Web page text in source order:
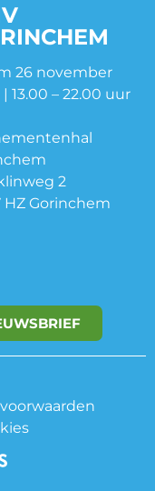
26 november
13.00 – 22.00 uur
2
HZ Gorinchem